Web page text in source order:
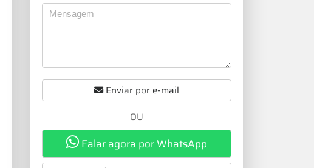
Enviar por e-mail
OU
Falar agora por WhatsApp